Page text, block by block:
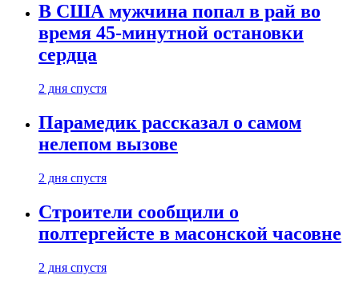
В США мужчина попал в рай во
время 45-минутной остановки
сердца
2 дня спустя
Парамедик рассказал о самом
нелепом вызове
2 дня спустя
Строители сообщили о
полтергейсте в масонской часовне
2 дня спустя